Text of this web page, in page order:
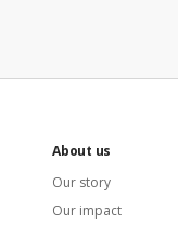
About us
Our story
Our impact